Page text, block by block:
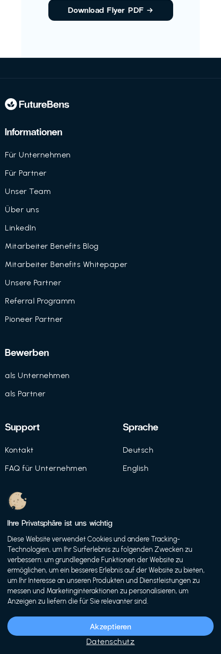
Download Flyer PDF →
Informationen
Für Unternehmen
Für Partner
Unser Team
Über uns
LinkedIn
Mitarbeiter Benefits Blog
Mitarbeiter Benefits Whitepaper
Unsere Partner
Referral Programm
Pioneer Partner
Bewerben
als Unternehmen
als Partner
Support
Kontakt
FAQ für Unternehmen
Datenschutz
Nutzungsbedingungen
Sprache
Deutsch
English
© 2021 FutureBens GmbH
Ihre Privatsphäre ist uns wichtig
Diese Website verwendet Cookies und andere Tracking-
Technologien, um Ihr Surferlebnis zu folgenden Zwecken zu
verbessern: um grundlegende Funktionen der Website zu
ermöglichen, um ein besseres Erlebnis auf der Website zu bieten,
um Ihr Interesse an unseren Produkten und Dienstleistungen zu
messen und Marketinginteraktionen zu personalisieren, um
Anzeigen zu liefern die für Sie relevanter sind.
Akzeptieren
Datenschutz